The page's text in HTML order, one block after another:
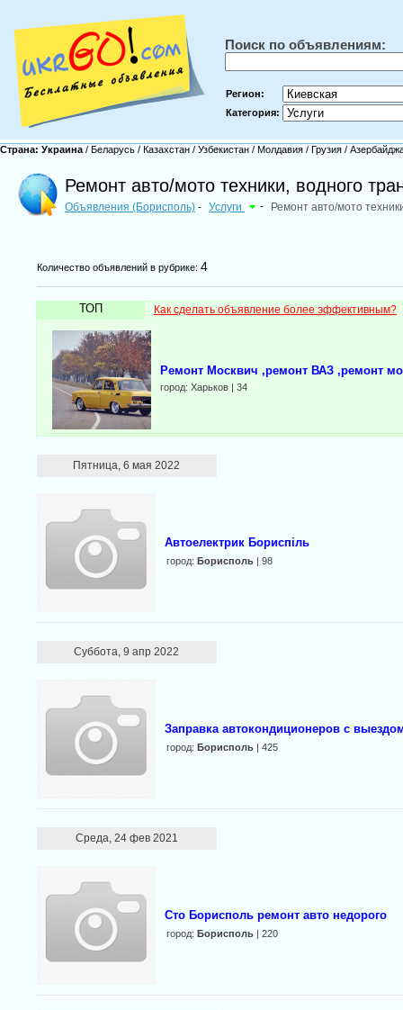
Поиск по объявлениям:
Регион:
Категория:
Страна: Украина / Беларусь / Казахстан / Узбекистан / Молдавия / Грузия /
Ремонт авто/мото техники, водного
Объявления (Борисполь) - Услуги - Ремонт авто/мото
Количество объявлений в рубрике: 4
ТОП Как сделать объявление более эффективным?
Ремонт Москвич ,ремонт ВАЗ ,ремонт
город: Харьков | 34
Пятница, 6 мая 2022
Автоелектрик Бориспіль
город: Борисполь| 98
Суббота, 9 апр 2022
Заправка автокондиционеров с
город: Борисполь| 425
Среда, 24 фев 2021
Сто Борисполь ремонт авто недорого
город: Борисполь| 220